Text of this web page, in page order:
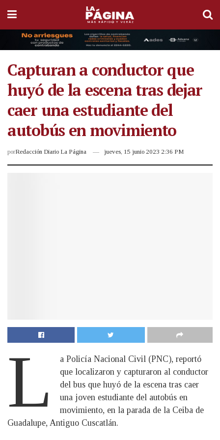
Capturan a conductor que
huyó de la escena tras dejar
caer una estudiante del
autobús en movimiento
porRedacción Diario La Página jueves, 15 junio 2023 2:36 PM
L
a Policía Nacional Civil (PNC), reportó
que localizaron y capturaron al conductor
del bus que huyó de la escena tras caer
una joven estudiante del autobús en
movimiento, en la parada de la Ceiba de
Guadalupe, Antiguo Cuscatlán.